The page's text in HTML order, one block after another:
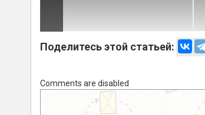
Поделитесь этой статьей:
Comments are disabled